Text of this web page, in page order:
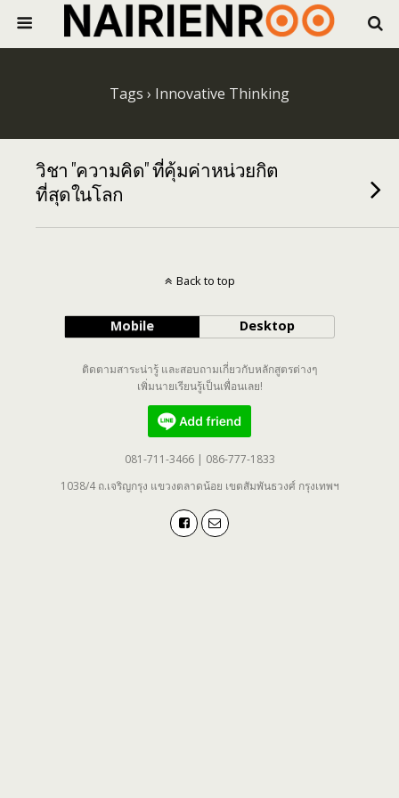
Tags › Innovative Thinking
วิชา "ความคิด" ที่คุ้มค่าหน่วยกิต
ที่สุดในโลก
Back to top
Mobile Desktop
ติดตามสาระน่ารู้ และสอบถามเกี่ยวกับหลักสูตรต่างๆ
เพิ่มนายเรียนรู้เป็นเพื่อนเลย!
081-711-3466 | 086-777-1833
1038/4 ถ.เจริญกรุง แขวงตลาดน้อย เขตสัมพันธวงศ์ กรุงเทพฯ